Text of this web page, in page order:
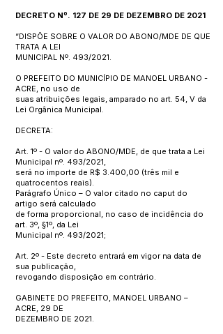
DECRETO Nº. 127 DE 29 DE DEZEMBRO DE 2021
“DISPÕE SOBRE O VALOR DO ABONO/MDE DE QUE
TRATA A LEI
MUNICIPAL Nº. 493/2021.
O PREFEITO DO MUNICÍPIO DE MANOEL URBANO -
ACRE, no uso de
suas atribuições legais, amparado no art. 54, V da
Lei Orgânica Municipal.
DECRETA:
Art. 1º - O valor do ABONO/MDE, de que trata a Lei
Municipal nº. 493/2021,
será no importe de R$ 3.400,00 (três mil e
quatrocentos reais).
Parágrafo Único – O valor citado no caput do
artigo será calculado
de forma proporcional, no caso de incidência do
art. 3º, §1º, da Lei
Municipal nº. 493/2021;
Art. 2º - Este decreto entrará em vigor na data de
sua publicação,
revogando disposição em contrário.
GABINETE DO PREFEITO, MANOEL URBANO –
ACRE, 29 DE
DEZEMBRO DE 2021.